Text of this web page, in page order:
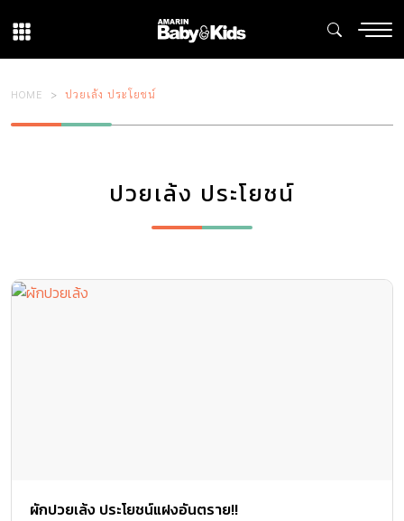
HOME ปวยเล้ง ประโยชน์
ปวยเล้ง ประโยชน์
ผักปวยเล้ง ประโยชน์แฝงอันตราย!!